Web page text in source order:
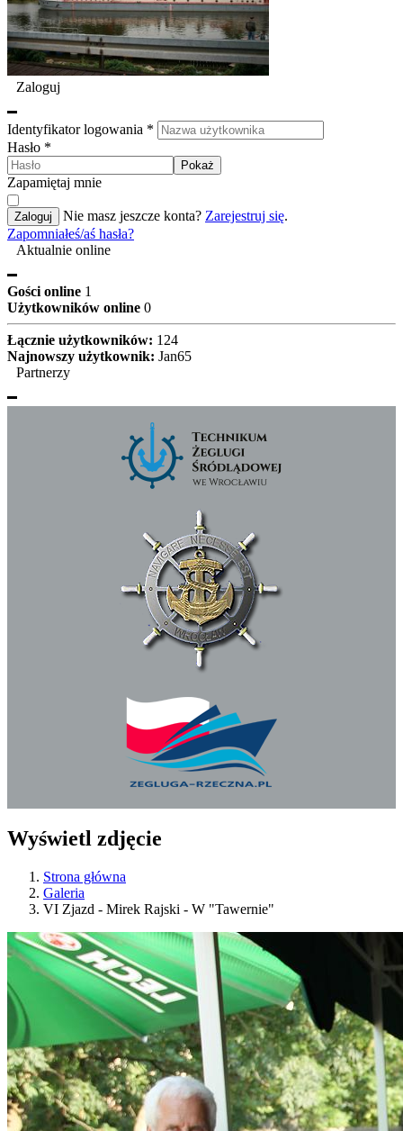
Zaloguj
Identyfikator logowania *
Hasło *
Pokaż
Zapamiętaj mnie
Zaloguj Nie masz jeszcze konta? Zarejestruj się.
Zapomniałeś/aś hasła?
Aktualnie online
Gości online 1
Użytkowników online 0
Łącznie użytkowników: 124
Najnowszy użytkownik: Jan65
Partnerzy
Wyświetl zdjęcie
Strona główna
Galeria
VI Zjazd - Mirek Rajski - W "Tawernie"